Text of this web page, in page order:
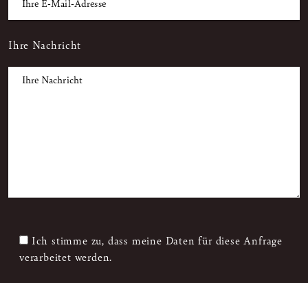
Ihre Nachricht
Ich stimme zu, dass meine Daten für diese Anfrage
verarbeitet werden.